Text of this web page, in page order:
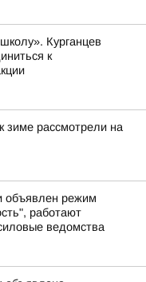
Курганцев
к
зиме рассмотрели на
объявлен режим
работают
ведомства